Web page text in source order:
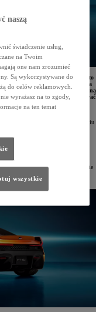
koncepcyjny model marki. Auto
o dynamicznych liniach auta
jezdnego, a także baterię trakcyjną
właściwości jezdne i dostosować
elektrycznym – FT-Se (skrót
który powstał dzięki doświadczeniu
się świetnymi osiągami
wizji samochodów
mm przywodzi na myśl klasyczne
auta –1895 mm – sprawia, że
pokonywania zakrętów. Nadwozie
kątem właściwości
naszą
świadczenie usług,
na Twoim
one nam zrozumieć
Są wykorzystywane do
do celów reklamowych.
wyrażasz na to zgody,
na ten temat
wszystkie